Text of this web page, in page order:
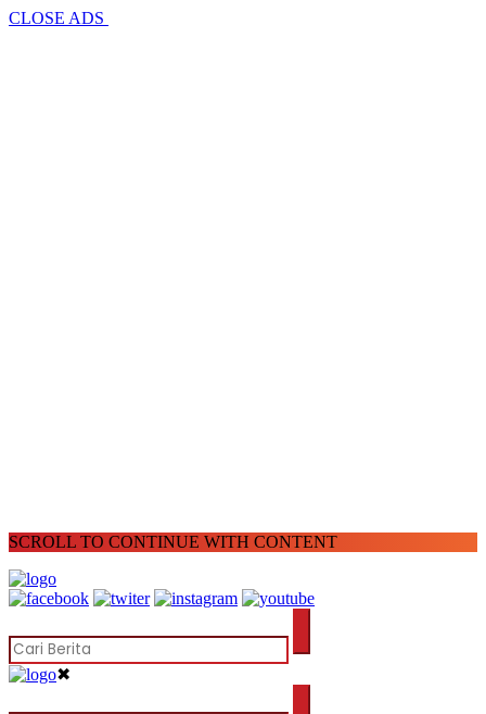
CLOSE ADS
SCROLL TO CONTINUE WITH CONTENT
✖